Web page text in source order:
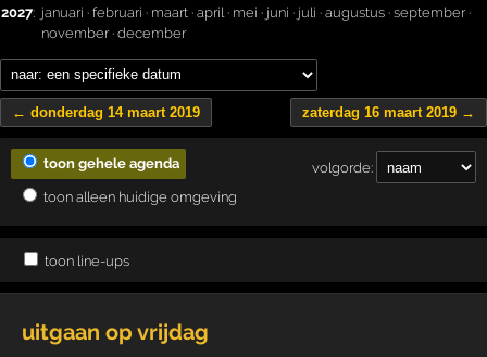
2027: januari · februari · maart · april· mei · juni · juli · augustus · september·
november· december
← donderdag 14 maart 2019 zaterdag 16 maart 2019 →
volgorde:
toon gehele agenda
toon alleen huidige omgeving
toon line-ups
uitgaan op vrijdag